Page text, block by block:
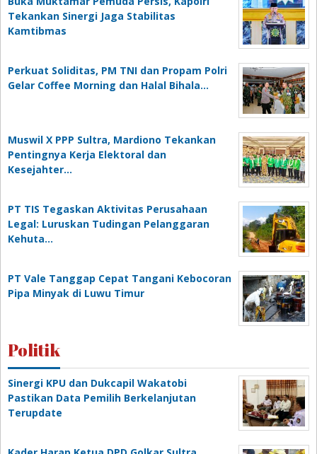
Tekankan Sinergi Jaga Stabilitas
Kamtibmas
Perkuat Soliditas, PM TNI dan Propam Polri
Gelar Coffee Morning dan Halal Bihala…
Muswil X PPP Sultra, Mardiono Tekankan
Pentingnya Kerja Elektoral dan
Kesejahter…
PT TIS Tegaskan Aktivitas Perusahaan
Legal: Luruskan Tudingan Pelanggaran
Kehuta…
PT Vale Tanggap Cepat Tangani Kebocoran
Pipa Minyak di Luwu Timur
Politik
Sinergi KPU dan Dukcapil Wakatobi
Pastikan Data Pemilih Berkelanjutan
Terupdate